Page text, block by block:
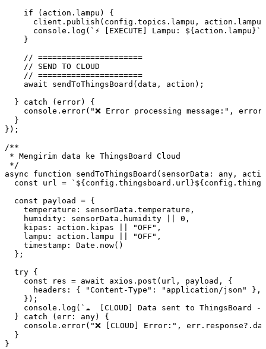
    if
( action .lampu) {
      client
. publish ( config . topics .lampu , action
      console
. log ( `⚡ [EXECUTE] Lampu: ${ action . lampu } `
    }
    // ======================
    // SEND TO CLOUD
    // ======================
    await
sendToThingsBoard (data ,
action);
  }
catch (error) {
    console
. error( "❌ Error processing message:" ,
  }
});
/**
* Mengirim data ke ThingsBoard Cloud
*/
async function sendToThingsBoard ( sensorData : any ,
  const
url = ` ${ config . thingsboard . url }${ config .
  const
payload = {
    temperature
: sensorData .temperature ,
    humidity
: sensorData .humidity 0 ,
    kipas
: action .kipas "OFF" ,
    lampu
: action .lampu "OFF" ,
    timestamp
: Date . now()
  };
  try
{
    const
res = await axios . post (url , payload ,
{
      headers
: { "Content-Type" : "application/json" } ,
    });
    console
. log ( `☁️  [CLOUD] Data sent to ThingsBoard
  }
catch ( err : any) {
    console
. error( "❌ [CLOUD] Error:" , err . response
  }
}